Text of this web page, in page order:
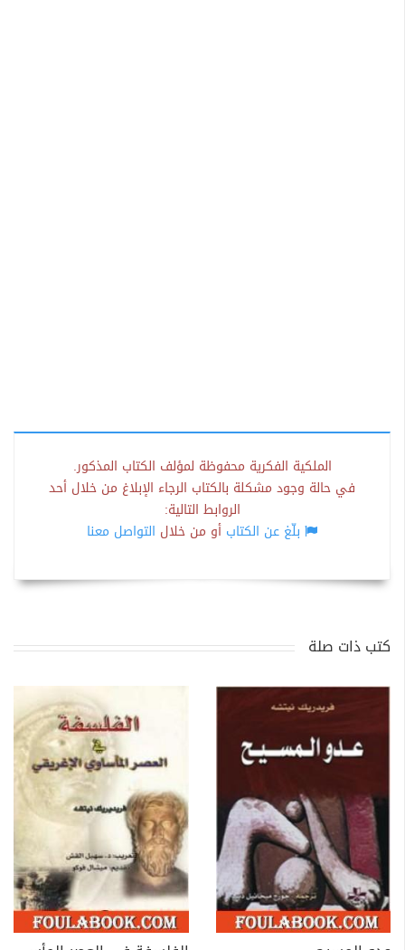
الملكية الفكرية محفوظة لمؤلف الكتاب المذكور.
في حالة وجود مشكلة بالكتاب الرجاء الإبلاغ من خلال أحد
الروابط التالية:
بلّغ عن الكتاب أو من خلال التواصل معنا
كتب ذات صلة